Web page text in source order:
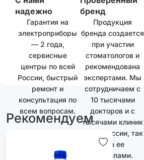
надежно
Гарантия на
электроприборы
— 2 года,
сервисные
центры по всей
России, быстрый
ремонт и
консультация по
всем вопросам.
бренд
Продукция
бренда создается
при участии
стоматологов и
рекомендована
экспертами. Мы
сотрудничаем с
10 тысячами
докторов и с
тысячами клиник
как в России, так
и за ее
пределами.
Рекомендуем